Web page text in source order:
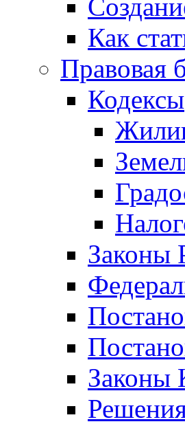
Как
Правовая
Кодексы
Законы
Законы